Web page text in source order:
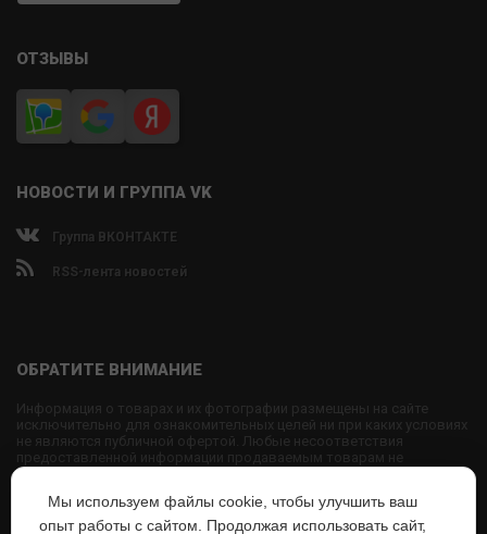
ОТЗЫВЫ
НОВОСТИ И ГРУППА VK
Группа ВКОНТАКТЕ
RSS-лента новостей
ОБРАТИТЕ ВНИМАНИЕ
Информация о товарах и их фотографии размещены на сайте
исключительно для ознакомительных целей ни при каких условиях
не являются публичной офертой. Любые несоответствия
предоставленной информации продаваемым товарам не
являются основанием для претензий, так как внешний вид и
свое усмотрение.
Мы используем файлы cookie, чтобы улучшить ваш
опыт работы с сайтом. Продолжая использовать сайт,